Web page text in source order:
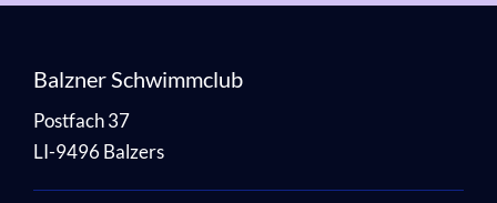
Balzner Schwimmclub
Postfach 37
LI-9496 Balzers